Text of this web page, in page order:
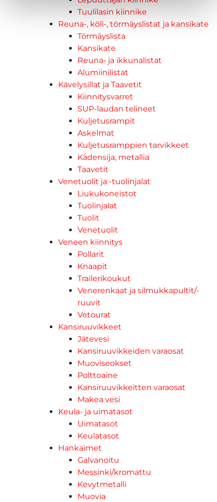
Tuulilasin kiinnike
Reuna-, köli-, törmäyslistat ja kansikate
Törmäyslista
Kansikate
Reuna- ja ikkunalistat
Alumiinilistat
Kävelysillat ja Taavetit
Kiinnitysvarret
SUP-laudan telineet
Kuljetusrampit
Askelmat
Kuljetusramppien tarvikkeet
Kädensija, metallia
Taavetit
Venetuolit ja -tuolinjalat
Liukukoneistot
Tuolinjalat
Tuolit
Venetuolit
Veneen kiinnitys
Pollarit
Knaapit
Trailerikoukut
Venerenkaat ja silmukkapultit/-
ruuvit
Vetourat
Kansiruuvikkeet
Jätevesi
Kansiruuvikkeiden varaosat
Muoviseokset
Polttoaine
Kansiruuvikkeitten varaosat
Makea vesi
Keula- ja uimatasot
Uimatasot
Keulatasot
Hankaimet
Galvanoitu
Messinki/kromattu
Kevytmetalli
Muovia